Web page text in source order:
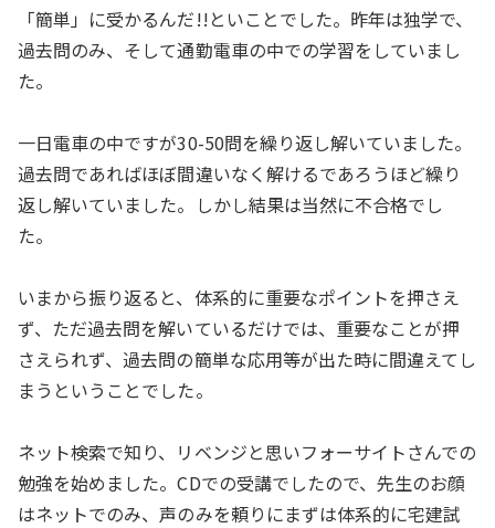
「簡単」に受かるんだ!!といことでした。昨年は独学で、
過去問のみ、そして通勤電車の中での学習をしていまし
た。
一日電車の中ですが30-50問を繰り返し解いていました。
過去問であればほぼ間違いなく解けるであろうほど繰り
返し解いていました。しかし結果は当然に不合格でし
た。
いまから振り返ると、体系的に重要なポイントを押さえ
ず、ただ過去問を解いているだけでは、重要なことが押
さえられず、過去問の簡単な応用等が出た時に間違えてし
まうということでした。
ネット検索で知り、リベンジと思いフォーサイトさんでの
勉強を始めました。CDでの受講でしたので、先生のお顔
はネットでのみ、声のみを頼りにまずは体系的に宅建試